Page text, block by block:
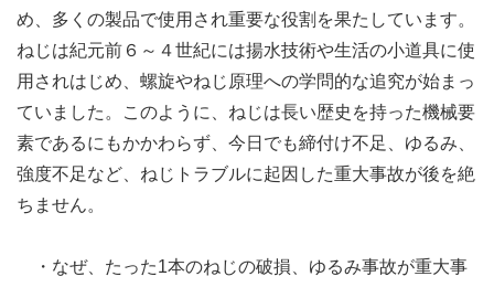
め、多くの製品で使用され重要な役割を果たしています。
ねじは紀元前６～４世紀には揚水技術や生活の小道具に使
用されはじめ、螺旋やねじ原理への学問的な追究が始まっ
ていました。このように、ねじは長い歴史を持った機械要
素であるにもかかわらず、今日でも締付け不足、ゆるみ、
強度不足など、ねじトラブルに起因した重大事故が後を絶
ちません。
・なぜ、たった1本のねじの破損、ゆるみ事故が重大事